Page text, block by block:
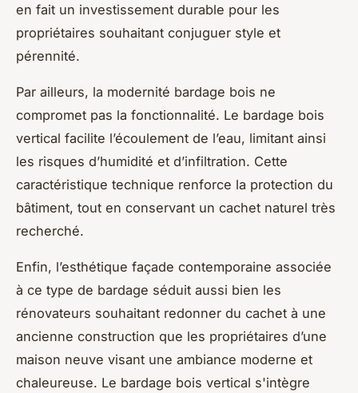
en fait un investissement durable pour les
propriétaires souhaitant conjuguer style et
pérennité.
Par ailleurs, la modernité bardage bois ne
compromet pas la fonctionnalité. Le bardage bois
vertical facilite l’écoulement de l’eau, limitant ainsi
les risques d’humidité et d’infiltration. Cette
caractéristique technique renforce la protection du
bâtiment, tout en conservant un cachet naturel très
recherché.
Enfin, l’esthétique façade contemporaine associée
à ce type de bardage séduit aussi bien les
rénovateurs souhaitant redonner du cachet à une
ancienne construction que les propriétaires d’une
maison neuve visant une ambiance moderne et
chaleureuse. Le bardage bois vertical s'intègre